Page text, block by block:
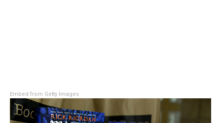
Embed from Getty Images